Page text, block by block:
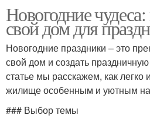
Новогодние
свой дом для
Новогодние праздники – это
свой дом и создать
статье мы расскажем, как легко
жилище особенным и уютным
### Выбор темы